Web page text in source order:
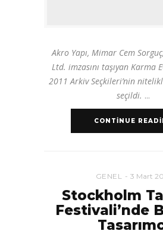
Akro Yapı, Mimar Cem
Ltd. imzasını taşıyan Karma
2011 Arkiv Seçkileri’nin
seçildi.
CONTINUE
GENEL 3 Mart
Stockholm
Festivali’nde